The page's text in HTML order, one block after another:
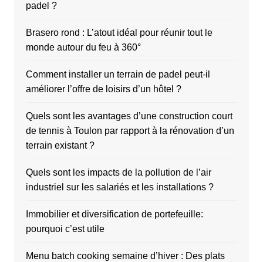
padel ?
Brasero rond : L’atout idéal pour réunir tout le
monde autour du feu à 360°
Comment installer un terrain de padel peut-il
améliorer l’offre de loisirs d’un hôtel ?
Quels sont les avantages d’une construction court
de tennis à Toulon par rapport à la rénovation d’un
terrain existant ?
Quels sont les impacts de la pollution de l’air
industriel sur les salariés et les installations ?
Immobilier et diversification de portefeuille:
pourquoi c’est utile
Menu batch cooking semaine d’hiver : Des plats